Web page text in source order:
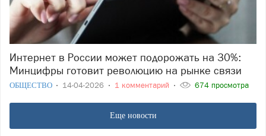
Интернет в России может подорожать на 30%:
Минцифры готовит революцию на рынке связи
ОБЩЕСТВО 14-04-2026 1 комментарий 674 просмотра
Еще новости